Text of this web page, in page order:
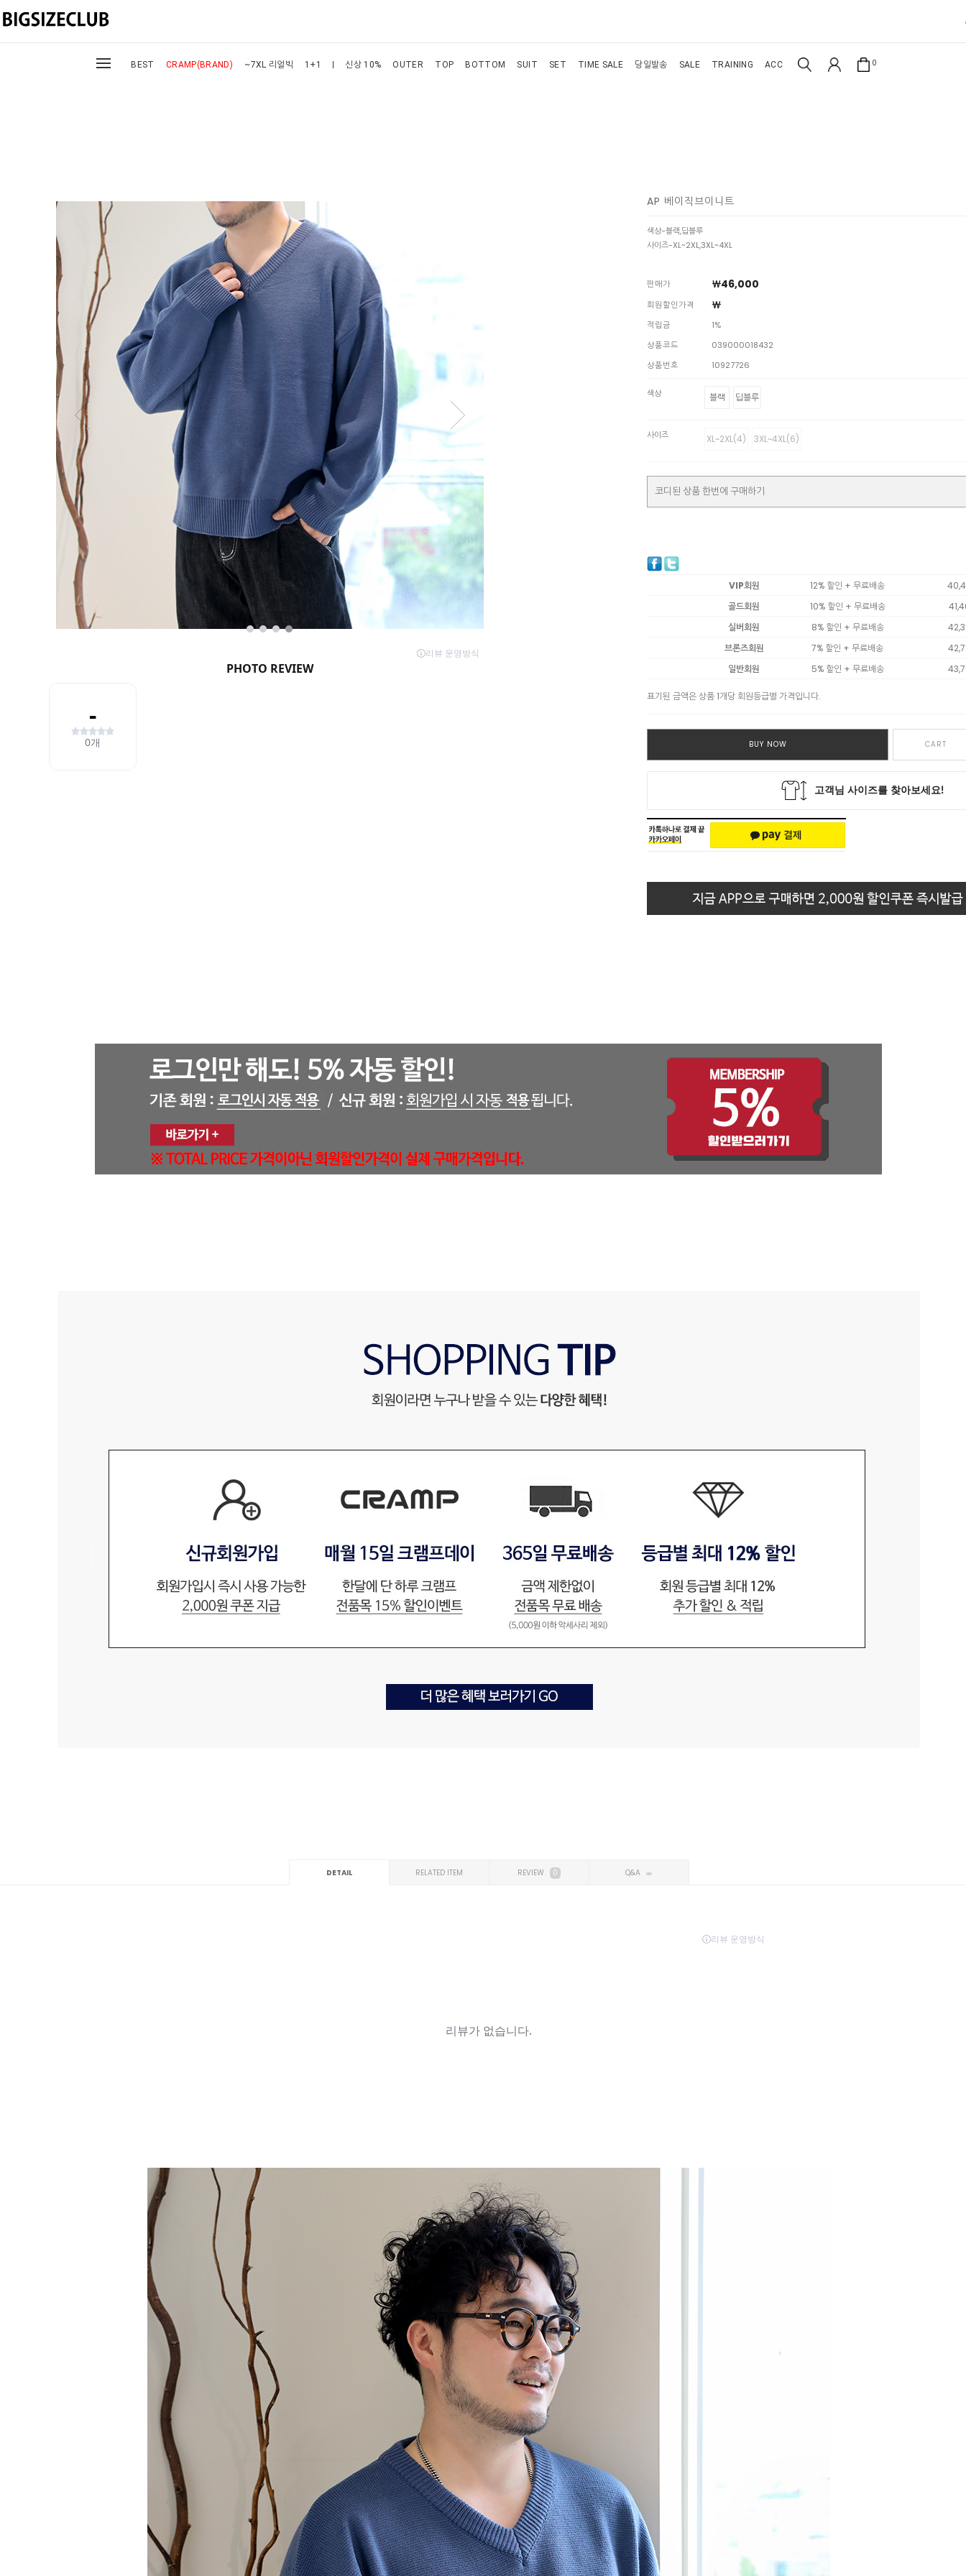
BEST CRAMP(BRAND) ~7XL 리얼빅 1+1 신상 10% OUTER TOP BOTTOM SUIT SET TIME SALE 당일발송 SALE TRAINING ACC 0
AP 베이직브이니트
색상-블랙,딥블루
사이즈-XL~2XL,3XL~4XL
판매가 ￦46,000
회원할인가격 ￦
적립금
1%
상품코드
039000018432
상품번호
10927726
색상 블랙 딥블루
사이즈 XL~2XL(4) 3XL~4XL(6)
코디된 상품 한번에 구매하기
VIP회원 12% 할인 + 무료배송
골드회원
10% 할인 + 무료배송
실버회원
8% 할인 + 무료배송
브론즈회원
7% 할인 + 무료배송
일반회원
5% 할인 + 무료배송
표기된 금액은 상품 1개당 회원등급별 가격입니다.
BUY NOW CART
DETAIL RELATED ITEM REVIEW 0 Q&A